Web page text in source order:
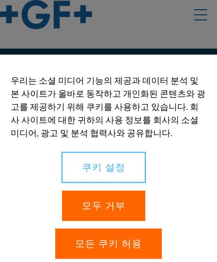
이용 약관
온라인 개인정보 보호 및 쿠키 정책
쿠키 설정
귀하의 권리
우리는 소셜 미디어 기능의 제공과 데이터 분석 및
본 사이트가 올바로 동작하고 개인화된 콘텐츠와 광
고를 제공하기 위해 쿠키를 사용하고 있습니다. 회
사 사이트에 대한 귀하의 사용 정보를 회사의 소셜
미디어, 광고 및 분석 협력사와 공유합니다.
쿠키 설정
모두 거부
모든 쿠키 허용